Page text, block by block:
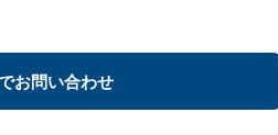
お問い合わせ